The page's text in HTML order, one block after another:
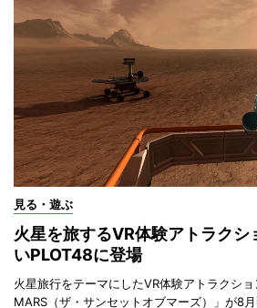
見る・遊ぶ
火星を旅するVR体験アトラク
いPLOT48に登場
火星旅行をテーマにしたVR体験アトラクシ
MARS（ザ・サンセットオブマーズ）」が8